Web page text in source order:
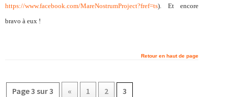
https://www.facebook.com/MareNostrumProject?fref=ts). Et encore
bravo à eux !
Retour en haut de page
Page 3 sur 3 « 1 2 3